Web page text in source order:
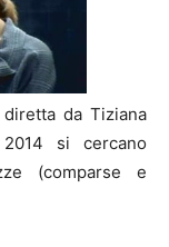
da Tiziana
si cercano
(comparse e